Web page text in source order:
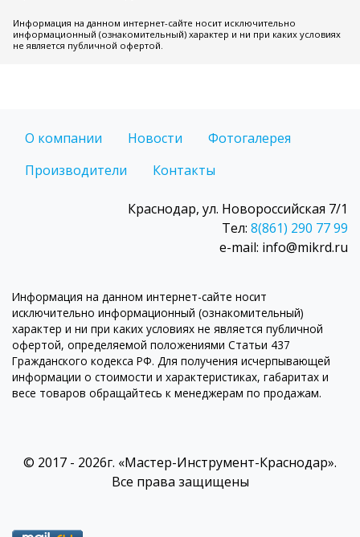
Информация на данном интернет-сайте носит исключительно
информационный (ознакомительный) характер и ни при каких условиях
не является публичной офертой.
О компании Новости
Фотогалерея
Производители
Контакты
Краснодар, ул. Новороссийская 7/1
Тел: 8(861) 290 77 99
e-mail: info@mikrd.ru
Информация на данном интернет-сайте носит
исключительно информационный (ознакомительный)
характер и ни при каких условиях не является публичной
офертой, определяемой положениями Статьи 437
Гражданского кодекса РФ. Для получения исчерпывающей
информации о стоимости и характеристиках, габаритах и
весе товаров обращайтесь к менеджерам по продажам.
© 2017 - 2026г. «Мастер-Инструмент-Краснодар».
Все права защищены